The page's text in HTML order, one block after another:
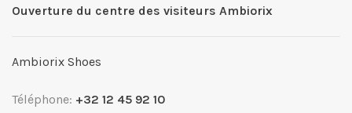
Ouverture du centre des visiteurs Ambiorix
Ambiorix Shoes
Téléphone: +32 12 45 92 10